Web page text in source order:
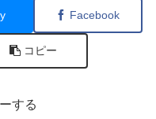
Facebook
コピー
する